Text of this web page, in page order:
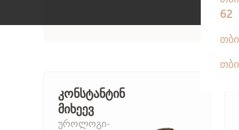
კონსტანტინ
მიხეევ
უროლოგი-